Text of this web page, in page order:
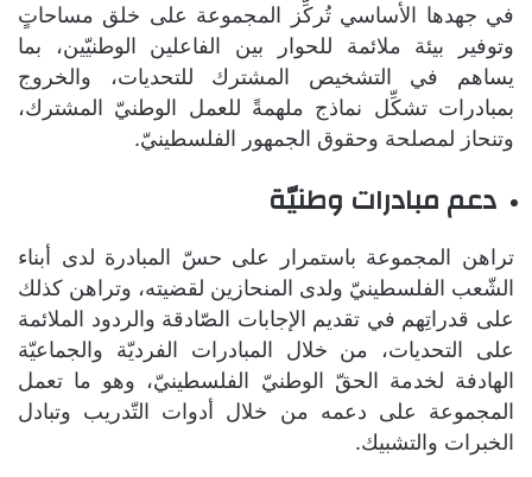
في جهدها الأساسي تُركِّز المجموعة على خلق مساحاتٍ
وتوفير بيئة ملائمة للحوار بين الفاعلين الوطنيّين، بما
يساهم في التشخيص المشترك للتحديات، والخروج
بمبادرات تشكِّل نماذج ملهمةً للعمل الوطنيّ المشترك،
وتنحاز لمصلحة وحقوق الجمهور الفلسطينيّ.
دعم مبادرات وطنيّة
تراهن المجموعة باستمرار على حسّ المبادرة لدى أبناء
الشّعب الفلسطينيّ ولدى المنحازين لقضيته، وتراهن كذلك
على قدراتِهم في تقديم الإجابات الصّادقة والردود الملائمة
على التحديات، من خلال المبادرات الفرديّة والجماعيّة
الهادفة لخدمة الحقّ الوطنيّ الفلسطينيّ، وهو ما تعمل
المجموعة على دعمه من خلال أدوات التّدريب وتبادل
الخبرات والتشبيك.